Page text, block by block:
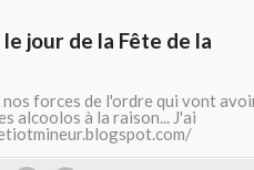
jour de la Fête de la
forces de l'ordre qui vont
alcoolos à la raison... J'ai